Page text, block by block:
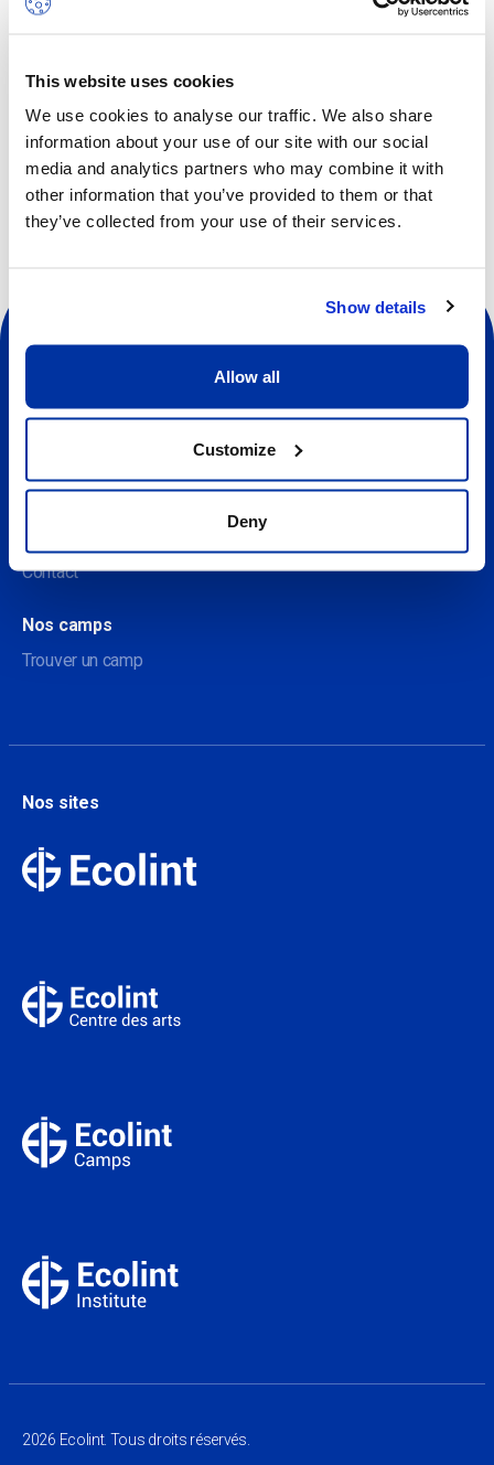
This website uses cookies
We use cookies to analyse our traffic. We also share
information about your use of our site with our social
media and analytics partners who may combine it with
other information that you’ve provided to them or that
they’ve collected from your use of their services.
Show details
Allow all
Customize
Deny
compétences générales, apprendront de nouveaux
endurance, s’entraîneront avec d’excellents entraîneurs et
se feront de nouveaux amis.
Contact
Nos camps
Trouver un camp
Nos sites
2026 Ecolint. Tous droits réservés.